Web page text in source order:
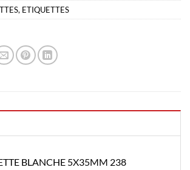
, ETIQUETTES
BLANCHE 5X35MM 238